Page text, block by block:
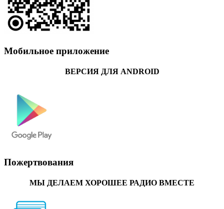
Мобильное приложение
ВЕРСИЯ ДЛЯ ANDROID
Пожертвования
МЫ ДЕЛАЕМ ХОРОШЕЕ РАДИО ВМЕСТЕ